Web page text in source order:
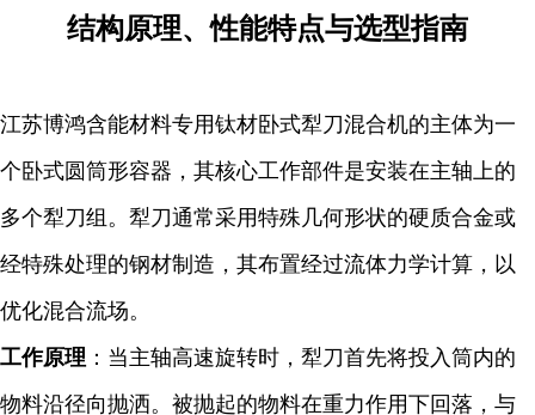
结构原理、性能特点与选型指南
江苏博鸿含能材料专用钛材卧式犁刀混合机的主体为一
个卧式圆筒形容器，其核心工作部件是安装在主轴上的
多个犁刀组。犁刀通常采用特殊几何形状的硬质合金或
经特殊处理的钢材制造，其布置经过流体力学计算，以
优化混合流场。
工作原理 ：当主轴高速旋转时，犁刀首先将投入筒内的
物料沿径向抛洒。被抛起的物料在重力作用下回落，与